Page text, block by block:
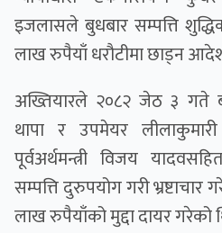
इजलासले बुधबार सम्पत्ति
लाख रुपैयाँ धरौटीमा छाड्न
अख्तियारले २०८२ जेठ ३ गते
थापा र उपमेयर
पूर्वअर्थमन्त्री विजय
सम्पत्ति दुरुपयोग गरी
लाख रुपैयाँको मुद्दा दायर गरेको